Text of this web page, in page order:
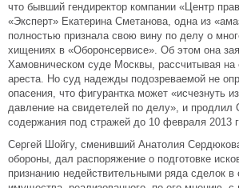
что бывший гендиректор компании «Центр
«Эксперт» Екатерина Сметанова, одна из
полностью признала свою вину по делу о
хищениях в «Оборонсервисе». Об этом она
Хамовническом суде Москвы, рассчитывая на
ареста. Но суд надежды подозреваемой не
опасения, что фигурантка может «исчезнуть
давление на свидетелей по делу», и продлил
содержания под стражей до 10 февраля 2013
Сергей Шойгу, сменивший Анатолия
обороны, дал распоряжение о подготовке
признанию недействительными ряда сделок в